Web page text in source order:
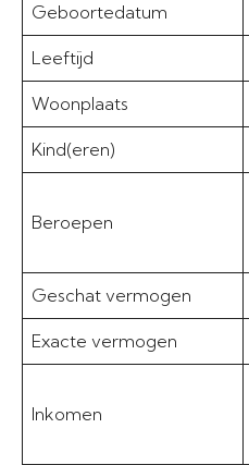
Geboortedatum
Leeftijd
Woonplaats
Kind(eren)
Beroepen
Geschat vermogen
Exacte vermogen
Inkomen